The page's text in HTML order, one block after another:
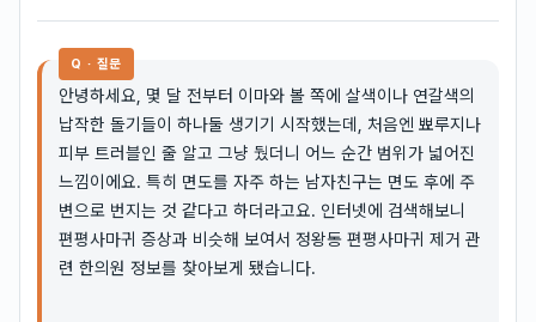
Q · 질문
안녕하세요, 몇 달 전부터 이마와 볼 쪽에 살색이나 연갈색의
납작한 돌기들이 하나둘 생기기 시작했는데, 처음엔 뾰루지나
피부 트러블인 줄 알고 그냥 뒀더니 어느 순간 범위가 넓어진
느낌이에요. 특히 면도를 자주 하는 남자친구는 면도 후에 주
변으로 번지는 것 같다고 하더라고요. 인터넷에 검색해보니
편평사마귀 증상과 비슷해 보여서 정왕동 편평사마귀 제거 관
련 한의원 정보를 찾아보게 됐습니다.